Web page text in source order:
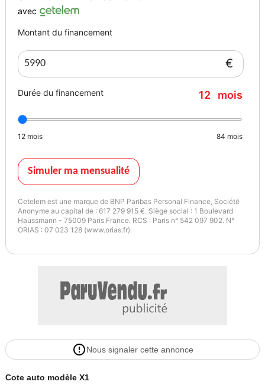
INTERNET : idf allo-car com - Nous sommes situé au 67 rue
Consommation : 5.70 l/100km
Couleur
Garantie mécanique
avec
Montant du financement
€
Durée du financement 12 mois
12 mois 84 mois
Simuler ma mensualité
Cetelem est une marque de BNP Paribas Personal Finance, Société
Anonyme au capital de : 617 279 915 €. Siège social : 1 Boulevard
Haussmann - 75009 Paris France. RCS : Paris n° 542 097 902. N°
ORIAS : 07 023 128 (www.orias.fr).
Nous signaler cette annonce
Cote auto modèle X1